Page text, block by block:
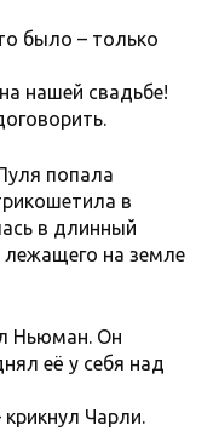
было – только
нашей свадьбе!
попала
в
в длинный
на земле
Ньюман. Он
её у себя над
Чарли.